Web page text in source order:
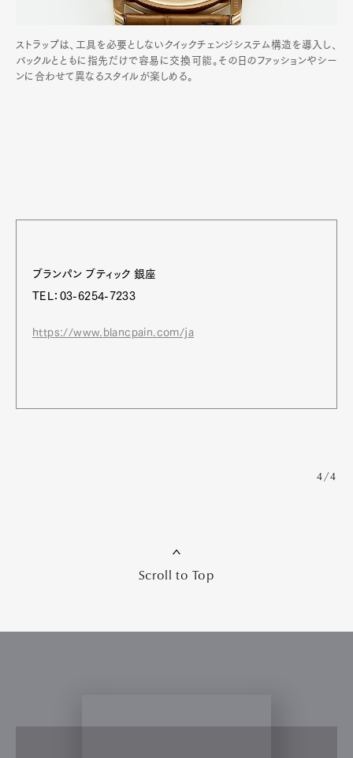
ストラップは、工具を必要としないクイックチェンジシステム構造を導入し、
バックルとともに指先だけで容易に交換可能。その日のファッションやシー
ンに合わせて異なるスタイルが楽しめる。
ブランパン ブティック 銀座
TEL：03-6254-7233
https://www.blancpain.com/ja
4/4
Scroll to Top